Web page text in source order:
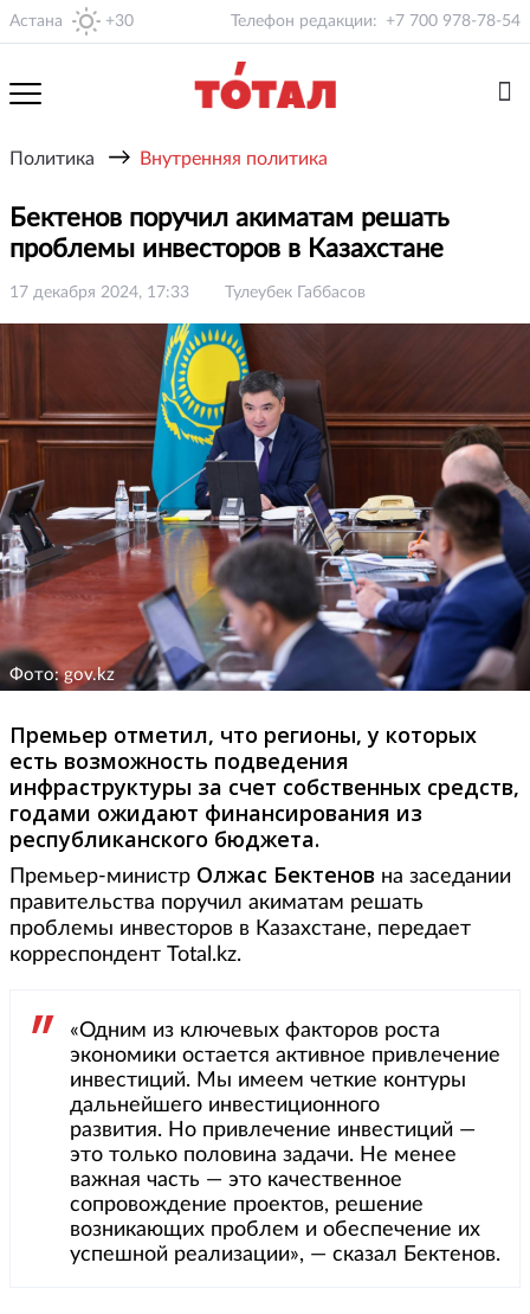
Астана +30 Телефон редакции: +7 700 978-78-54
Политика → Внутренняя политика
Бектенов поручил акиматам решать
проблемы инвесторов в Казахстане
17 декабря 2024, 17:33 Тулеубек Габбасов
Фото: gov.kz
Премьер отметил, что регионы, у которых
есть возможность подведения
инфраструктуры за счет собственных средств,
годами ожидают финансирования из
республиканского бюджета.
Премьер-министр Олжас Бектенов на заседании
правительства поручил акиматам решать
проблемы инвесторов в Казахстане, передает
корреспондент Total.kz.
«Одним из ключевых факторов роста
экономики остается активное привлечение
инвестиций. Мы имеем четкие контуры
дальнейшего инвестиционного
развития. Но привлечение инвестиций —
это только половина задачи. Не менее
важная часть — это качественное
сопровождение проектов, решение
возникающих проблем и обеспечение их
успешной реализации», — сказал Бектенов.